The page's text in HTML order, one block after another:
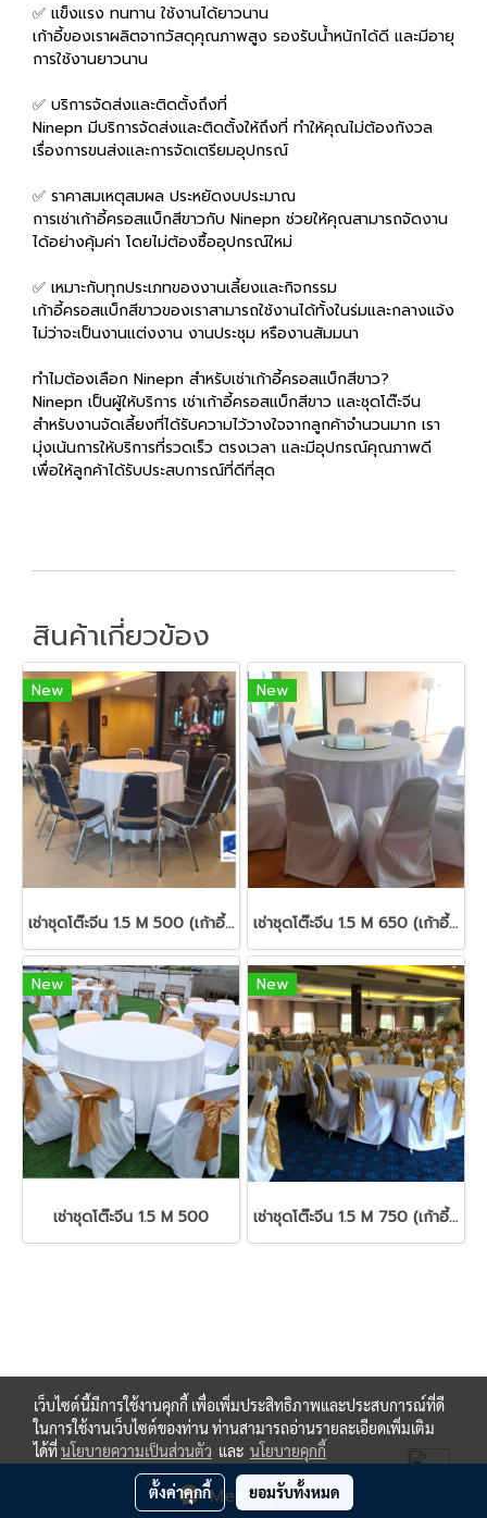
Message Us
✅ แข็งแรง ทนทาน ใช้งานได้ยาวนาน
เก้าอี้ของเราผลิตจากวัสดุคุณภาพสูง รองรับน้ำหนักได้ดี และมีอายุ
การใช้งานยาวนาน
✅ บริการจัดส่งและติดตั้งถึงที่
Ninepn มีบริการจัดส่งและติดตั้งให้ถึงที่ ทำให้คุณไม่ต้องกังวล
เรื่องการขนส่งและการจัดเตรียมอุปกรณ์
✅ ราคาสมเหตุสมผล ประหยัดงบประมาณ
การเช่าเก้าอี้ครอสแบ็กสีขาวกับ Ninepn ช่วยให้คุณสามารถจัดงาน
ได้อย่างคุ้มค่า โดยไม่ต้องซื้ออุปกรณ์ใหม่
✅ เหมาะกับทุกประเภทของงานเลี้ยงและกิจกรรม
เก้าอี้ครอสแบ็กสีขาวของเราสามารถใช้งานได้ทั้งในร่มและกลางแจ้ง
ไม่ว่าจะเป็นงานแต่งงาน งานประชุม หรืองานสัมมนา
ทำไมต้องเลือก Ninepn สำหรับเช่าเก้าอี้ครอสแบ็กสีขาว?
Ninepn เป็นผู้ให้บริการ เช่าเก้าอี้ครอสแบ็กสีขาว และชุดโต๊ะจีน
สำหรับงานจัดเลี้ยงที่ได้รับความไว้วางใจจากลูกค้าจำนวนมาก เรา
มุ่งเน้นการให้บริการที่รวดเร็ว ตรงเวลา และมีอุปกรณ์คุณภาพดี
เพื่อให้ลูกค้าได้รับประสบการณ์ที่ดีที่สุด
สินค้าเกี่ยวข้อง
New
เช่าชุดโต๊ะจีน 1.5 M 500 (เก้าอี้บุนวม)
New
เช่าชุดโต๊ะจีน 1.5 M 650 (เก้าอี้บุนวม)
New
เช่าชุดโต๊ะจีน 1.5 M 500
New
เช่าชุดโต๊ะจีน 1.5 M 750 (เก้าอี้บุนวม)
Copy right by ninepn.com
เว็บไซต์นี้มีการใช้งานคุกกี้ เพื่อเพิ่มประสิทธิภาพและประสบการณ์ที่ดี
ในการใช้งานเว็บไซต์ของท่าน ท่านสามารถอ่านรายละเอียดเพิ่มเติม
ได้ที่นโยบายความเป็นส่วนตัว และ นโยบายคุกกี้
ตั้งค่าคุกกี้ ยอมรับทั้งหมด